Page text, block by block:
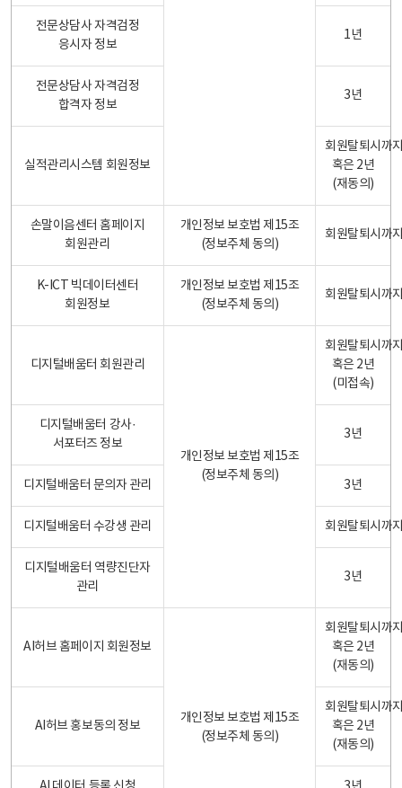
전문상담사 자격검정
응시자 정보
1년
전문상담사 자격검정
합격자 정보
3년
실적관리시스템 회원정보
회원탈퇴시까
혹은 2년
(재동의)
손말이음센터 홈페이지
회원관리
개인정보 보호법 제15조
(정보주체 동의)
회원탈퇴시까
K-ICT 빅데이터센터
회원정보
개인정보 보호법 제15조
(정보주체 동의)
회원탈퇴시까
디지털배움터 회원관리
개인정보 보호법 제15조
(정보주체 동의)
회원탈퇴시까
혹은 2년
(미접속)
디지털배움터 강사·
서포터즈 정보
3년
디지털배움터 문의자 관리 3년
디지털배움터 수강생 관리 회원탈퇴시까
디지털배움터 역량진단자
관리
3년
AI허브 홈페이지 회원정보
개인정보 보호법 제15조
(정보주체 동의)
회원탈퇴시까
혹은 2년
(재동의)
AI허브 홍보동의 정보
회원탈퇴시까
혹은 2년
(재동의)